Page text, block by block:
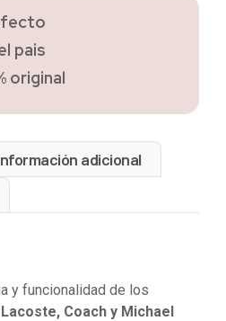
pais
original
adicional
y funcionalidad de los
Coach y Michael